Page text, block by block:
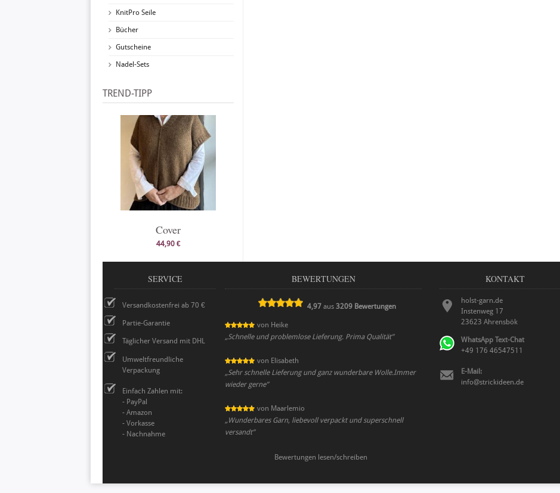
KnitPro Seile
Bücher
Gutscheine
Nadel-Sets
TREND-TIPP
Cover
44,90 €
SERVICE
Versandkostenfrei ab 70 €
Partie-Garantie
Täglicher Versand mit DHL
Umweltfreundliche
Verpackung
Einfach Zahlen mit:
- PayPal
- Amazon
- Vorkasse
- Nachnahme
BEWERTUNGEN
4,97 aus3209 Bewertungen
von Heike
„Schnelle und problemlose Lieferung. Prima Qualität”
von Elisabeth
„Sehr schnelle Lieferung und ganz wunderbare Wolle.Immer
wieder gerne”
von Maarlemio
„Wunderbares Garn, liebevoll verpackt und superschnell
versandt”
Bewertungen lesen/schreiben
KONTAKT
holst-garn.de
Instenweg 17
23623 Ahrensbök
WhatsApp Text-Chat
+49 176 46547511
E-Mail:
info@strickideen.de